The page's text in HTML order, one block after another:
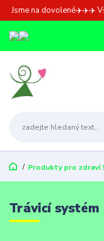
Jsme na dovolené✈️✈️✈️
Produkty pro zdraví
Trávicí systém